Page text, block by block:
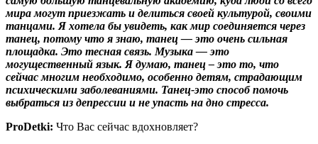
мира могут приезжать и делиться своей культурой, своими
танцами. Я хотела бы увидеть, как мир соединяется через
танец, потому что я знаю, танец — это очень сильная
площадка. Это тесная связь. Музыка — это
могущественный язык. Я думаю, танец – это то, что
сейчас многим необходимо, особенно детям, страдающим
психическими заболеваниями. Танец-это способ помочь
выбраться из депрессии и не упасть на дно стресса.
ProDetki: Что Вас сейчас вдохновляет?